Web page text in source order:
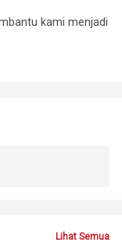
kami menjadi
Lihat Semua